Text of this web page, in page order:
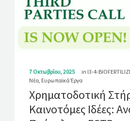
7 Οκτωβρίου, 2025 in I3-4-
Νέα Ευρωπαϊκά Έργα
Χρηματοδοτική
Καινοτόμες Ιδέες: